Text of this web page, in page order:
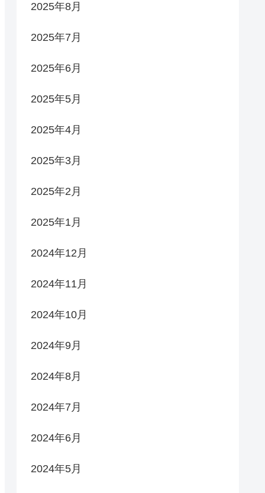
2025年8月
2025年7月
2025年6月
2025年5月
2025年4月
2025年3月
2025年2月
2025年1月
2024年12月
2024年11月
2024年10月
2024年9月
2024年8月
2024年7月
2024年6月
2024年5月